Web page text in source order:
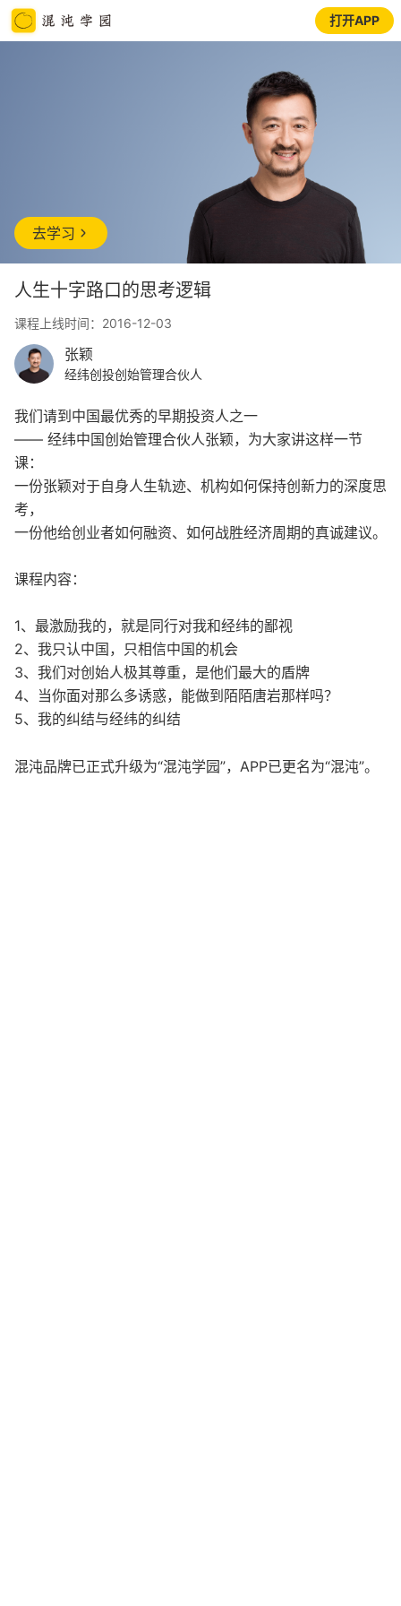
打开APP
去学习
人生十字路口的思考逻辑
课程上线时间：2016-12-03
张颖
经纬创投创始管理合伙人
我们请到中国最优秀的早期投资人之一
—— 经纬中国创始管理合伙人张颖，为大家讲这样一节
课：
一份张颖对于自身人生轨迹、机构如何保持创新力的深度思
考，
一份他给创业者如何融资、如何战胜经济周期的真诚建议。
课程内容：
1、最激励我的，就是同行对我和经纬的鄙视
2、我只认中国，只相信中国的机会
3、我们对创始人极其尊重，是他们最大的盾牌
4、当你面对那么多诱惑，能做到陌陌唐岩那样吗？
5、我的纠结与经纬的纠结
混沌品牌已正式升级为“混沌学园”，APP已更名为“混沌”。